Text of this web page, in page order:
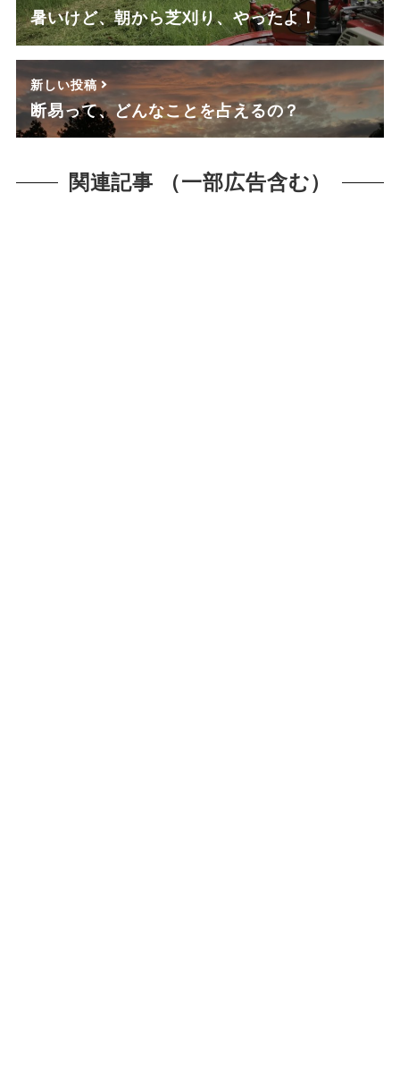
暑いけど、朝から芝刈り、やったよ！
新しい投稿
断易って、どんなことを占えるの？
関連記事 （一部広告含む）